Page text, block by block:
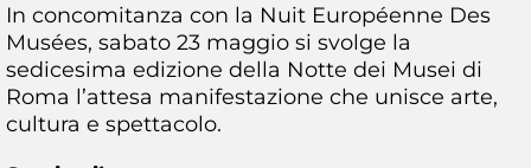
In concomitanza con la Nuit Européenne Des
Musées, sabato 23 maggio si svolge la
sedicesima edizione della Notte dei Musei di
Roma l’attesa manifestazione che unisce arte,
cultura e spettacolo.